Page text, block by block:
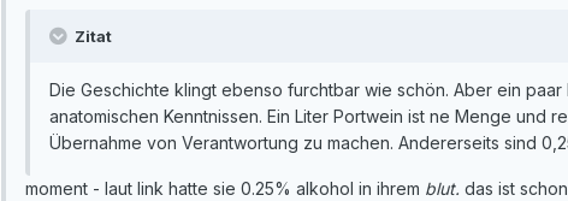
Zitat
Die Geschichte klingt ebenso furchtbar wie schön. Aber ein
anatomischen Kenntnissen. Ein Liter Portwein ist ne Menge
Übernahme von Verantwortung zu machen. Andererseits sind
moment - laut link hatte sie 0.25% alkohol in ihrem blut. das ist